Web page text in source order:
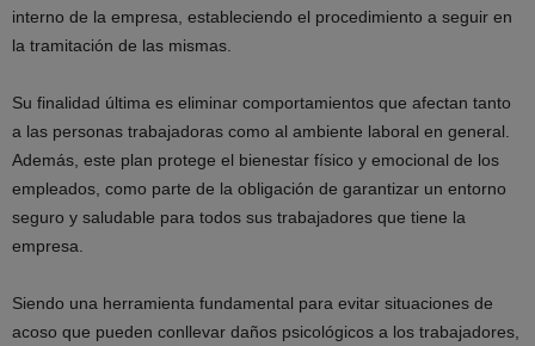
interno de la empresa, estableciendo el procedimiento a seguir en
la tramitación de las mismas.
Su finalidad última es eliminar comportamientos que afectan tanto
a las personas trabajadoras como al ambiente laboral en general.
Además, este plan protege el bienestar físico y emocional de los
empleados, como parte de la obligación de garantizar un entorno
seguro y saludable para todos sus trabajadores que tiene la
empresa.
Siendo una herramienta fundamental para evitar situaciones de
acoso que pueden conllevar daños psicológicos a los trabajadores,